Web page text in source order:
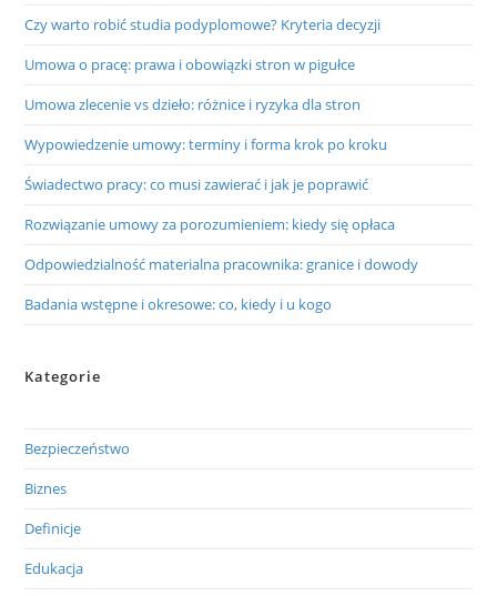
Czy warto robić studia podyplomowe? Kryteria decyzji
Umowa o pracę: prawa i obowiązki stron w pigułce
Umowa zlecenie vs dzieło: różnice i ryzyka dla stron
Wypowiedzenie umowy: terminy i forma krok po kroku
Świadectwo pracy: co musi zawierać i jak je poprawić
Rozwiązanie umowy za porozumieniem: kiedy się opłaca
Odpowiedzialność materialna pracownika: granice i dowody
Badania wstępne i okresowe: co, kiedy i u kogo
Kategorie
Bezpieczeństwo
Biznes
Definicje
Edukacja